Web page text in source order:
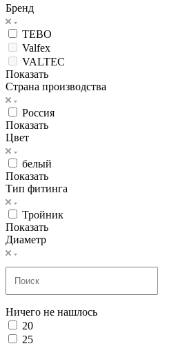
Бренд
TEBO
Valfex
VALTEC
Показать
Страна производства
Россия
Показать
Цвет
белый
Показать
Тип фитинга
Тройник
Показать
Диаметр
Ничего не нашлось
20
25